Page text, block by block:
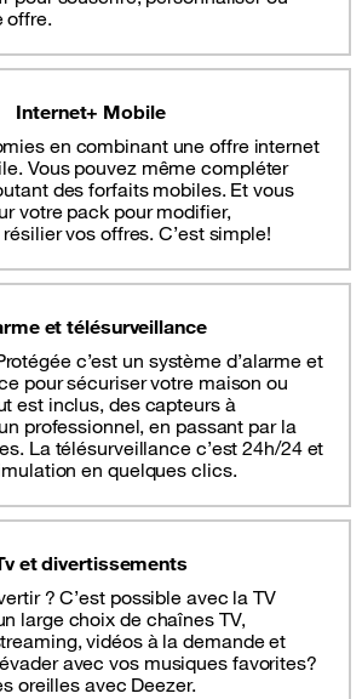
offre.
Internet+ Mobile
en combinant une offre internet
Vous pouvez même compléter
des forfaits mobiles. Et vous
votre pack pour modifier,
vos offres. C’est simple!
et télésurveillance
c’est un système d’alarme et
pour sécuriser votre maison ou
est inclus, des capteurs à
professionnel, en passant par la
La télésurveillance c’est 24h/24 et
en quelques clics.
et divertissements
? C’est possible avec la TV
large choix de chaînes TV,
vidéos à la demande et
avec vos musiques favorites?
oreilles avec Deezer.